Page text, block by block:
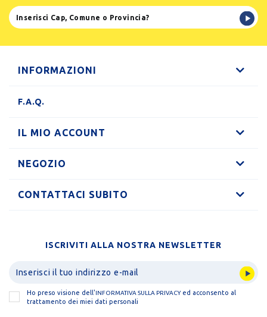
INFORMAZIONI
F.A.Q.
IL MIO ACCOUNT
NEGOZIO
CONTATTACI SUBITO
ISCRIVITI ALLA NOSTRA NEWSLETTER
Ho preso visione dell' INFORMATIVA SULLA PRIVACYed acconsento al
trattamento dei miei dati personali